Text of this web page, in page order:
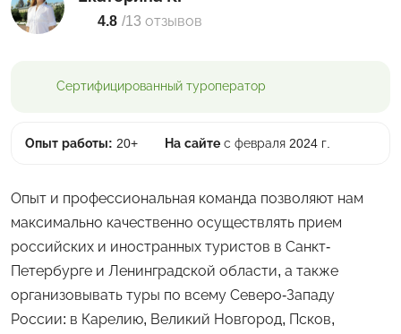
4.8 /13 отзывов
Сертифицированный туроператор
Опыт работы: 20+ На сайте с февраля 2024 г.
Опыт и профессиональная команда позволяют нам
максимально качественно осуществлять прием
российских и иностранных туристов в Санкт-
Петербурге и Ленинградской области, а также
организовывать туры по всему Северо-Западу
России: в Карелию, Великий Новгород, Псков,